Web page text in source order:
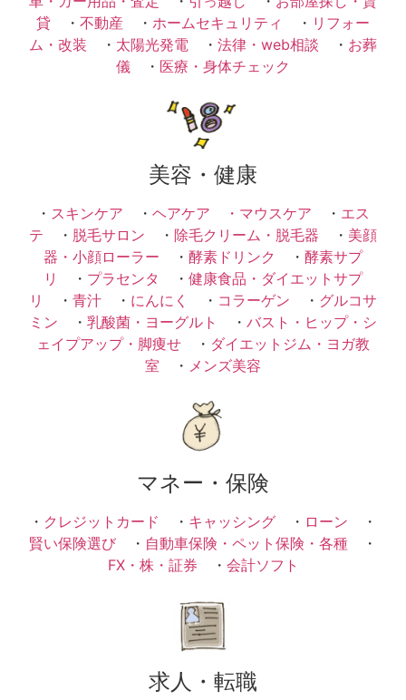
貸 ・ 不動産 ・ ホームセキュリティ ・ リフォー
ム・改装 ・ 太陽光発電 ・ 法律・web相談 ・ お葬
儀 ・ 医療・身体チェック
美容・健康
・ スキンケア ・ ヘアケア ・ マウスケア ・ エス
テ ・ 脱毛サロン ・ 除毛クリーム・脱毛器 ・ 美顔
器・小顔ローラー ・ 酵素ドリンク ・ 酵素サプ
リ
・ プラセンタ ・ 健康食品・ダイエットサプ
リ
・ 青汁 ・ にんにく ・ コラーゲン ・ グルコサ
ミン ・ 乳酸菌・ヨーグルト ・ バスト・ヒップ・シ
ェイプアップ・脚痩せ ・ ダイエットジム・ヨガ教
室 ・ メンズ美容
マネー・保険
・ クレジットカード ・ キャッシング ・ ローン ・
賢い保険選び ・ 自動車保険・ペット保険・各種 ・
FX・株・証券 ・ 会計ソフト
求人・転職